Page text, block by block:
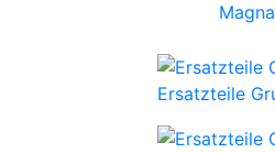
Magna
Ersatzteile